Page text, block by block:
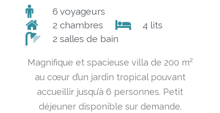
6 voyageurs
2 chambres
4 lits
2 salles de bain
Magnifique et spacieuse villa de 200 m²
au cœur d’un jardin tropical pouvant
accueillir jusqu’à 6 personnes. Petit
déjeuner disponible sur demande.